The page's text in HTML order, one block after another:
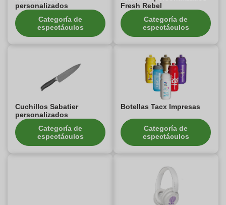
personalizados
Categoría de
espectáculos
Fresh Rebel
Categoría de
espectáculos
Cuchillos Sabatier
personalizados
Categoría de
espectáculos
Botellas Tacx Impresas
Categoría de
espectáculos